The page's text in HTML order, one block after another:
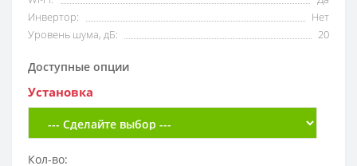
Инвертор:
Нет
Уровень шума, дБ:
20
Доступные опции
Установка
Кол-во: